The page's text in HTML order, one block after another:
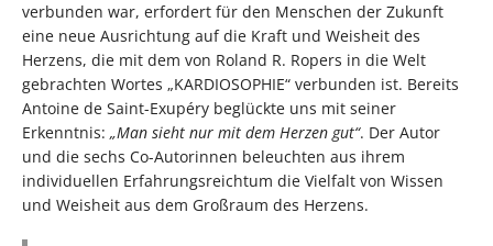
verbunden war, erfordert für den Menschen der Zukunft
eine neue Ausrichtung auf die Kraft und Weisheit des
Herzens, die mit dem von Roland R. Ropers in die Welt
gebrachten Wortes „KARDIOSOPHIE“ verbunden ist. Bereits
Antoine de Saint-Exupéry beglückte uns mit seiner
Erkenntnis: „Man sieht nur mit dem Herzen gut“. Der Autor
und die sechs Co-Autorinnen beleuchten aus ihrem
individuellen Erfahrungsreichtum die Vielfalt von Wissen
und Weisheit aus dem Großraum des Herzens.